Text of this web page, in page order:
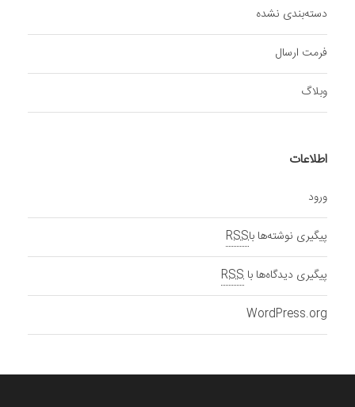
دسته‌بندی نشده
فرمت ارسال
وبلاگ
اطلاعات
ورود
پیگیری نوشته‌ها باRSS
پیگیری دیدگاه‌ها با RSS
WordPress.org